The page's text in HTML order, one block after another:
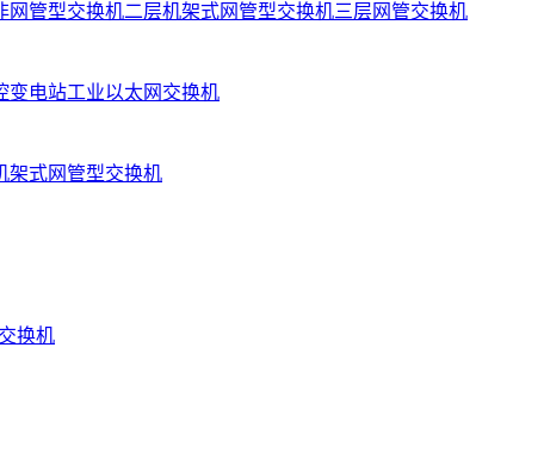
网管型交换机二层机架式网管型交换机三层网管交换机
变电站工业以太网交换机
架式网管型交换机
换机